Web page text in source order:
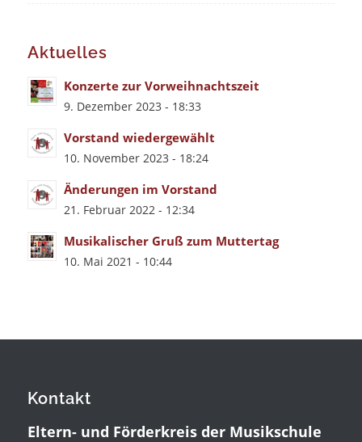
Aktuelles
Konzerte zur Vorweihnachtszeit
9. Dezember 2023 - 18:33
Vorstand wiedergewählt
10. November 2023 - 18:24
Änderungen im Vorstand
21. Februar 2022 - 12:34
Musikalischer Gruß zum Muttertag
10. Mai 2021 - 10:44
Kontakt
Eltern- und Förderkreis der Musikschule